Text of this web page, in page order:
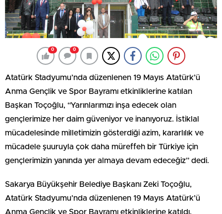
0 0
Atatürk Stadyumu’nda düzenlenen 19 Mayıs Atatürk’ü
Anma Gençlik ve Spor Bayramı etkinliklerine katılan
Başkan Toçoğlu, “Yarınlarımızı inşa edecek olan
gençlerimize her daim güveniyor ve inanıyoruz. İstiklal
mücadelesinde milletimizin gösterdiği azim, kararlılık ve
mücadele şuuruyla çok daha müreffeh bir Türkiye için
gençlerimizin yanında yer almaya devam edeceğiz” dedi.
Sakarya Büyükşehir Belediye Başkanı Zeki Toçoğlu,
Atatürk Stadyumu’nda düzenlenen 19 Mayıs Atatürk’ü
Anma Gençlik ve Spor Bayramı etkinliklerine katıldı.